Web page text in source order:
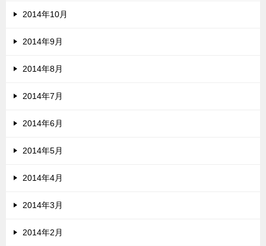
2014年10月
2014年9月
2014年8月
2014年7月
2014年6月
2014年5月
2014年4月
2014年3月
2014年2月